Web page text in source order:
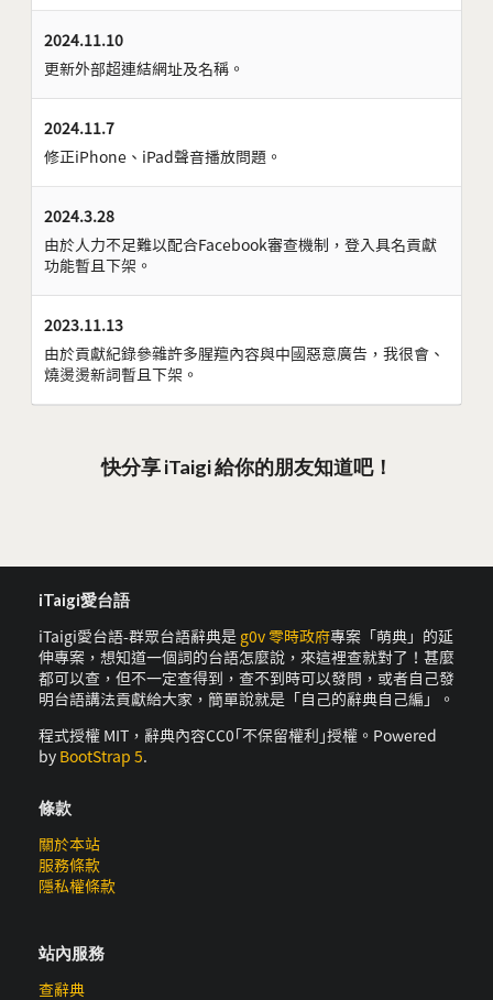
2024.11.10
更新外部超連結網址及名稱。
2024.11.7
修正iPhone、iPad聲音播放問題。
2024.3.28
由於人力不足難以配合Facebook審查機制，登入具名貢獻
功能暫且下架。
2023.11.13
由於貢獻紀錄參雜許多腥羶內容與中國惡意廣告，我很會、
燒燙燙新詞暫且下架。
快分享 iTaigi 給你的朋友知道吧！
iTaigi愛台語
iTaigi愛台語-群眾台語辭典是 g0v 零時政府專案「萌典」的延
伸專案，想知道一個詞的台語怎麼說，來這裡查就對了！甚麼
都可以查，但不一定查得到，查不到時可以發問，或者自己發
明台語講法貢獻給大家，簡單說就是「自己的辭典自己編」。
程式授權 MIT，辭典內容CC0｢不保留權利｣授權。Powered
by BootStrap 5.
條款
關於本站
服務條款
隱私權條款
站內服務
查辭典